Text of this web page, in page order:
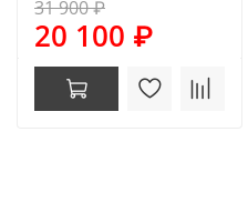
31 900 ₽
20 100 ₽